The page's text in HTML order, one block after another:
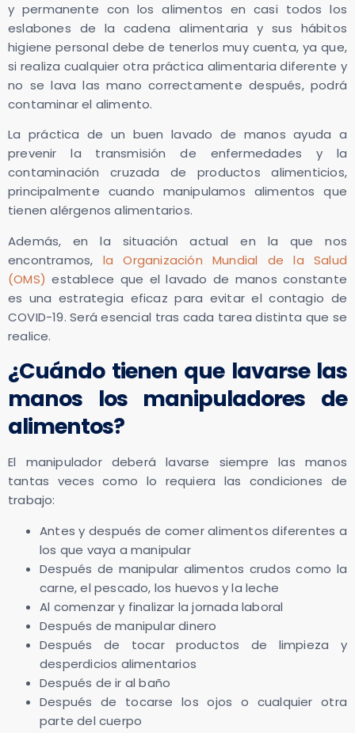
y permanente con los alimentos en casi todos los
eslabones de la cadena alimentaria y sus hábitos
higiene personal debe de tenerlos muy cuenta, ya que,
si realiza cualquier otra práctica alimentaria diferente y
no se lava las mano correctamente después, podrá
contaminar el alimento.
La práctica de un buen lavado de manos ayuda a
prevenir la transmisión de enfermedades y la
contaminación cruzada de productos alimenticios,
principalmente cuando manipulamos alimentos que
tienen alérgenos alimentarios.
Además, en la situación actual en la que nos
encontramos, la Organización Mundial de la Salud
(OMS) establece que el lavado de manos constante
es una estrategia eficaz para evitar el contagio de
COVID-19. Será esencial tras cada tarea distinta que se
realice.
¿Cuándo tienen que lavarse las
manos los manipuladores de
alimentos?
El manipulador deberá lavarse siempre las manos
tantas veces como lo requiera las condiciones de
trabajo:
Antes y después de comer alimentos diferentes a
los que vaya a manipular
Después de manipular alimentos crudos como la
carne, el pescado, los huevos y la leche
Al comenzar y finalizar la jornada laboral
Después de manipular dinero
Después de tocar productos de limpieza y
desperdicios alimentarios
Después de ir al baño
Después de tocarse los ojos o cualquier otra
parte del cuerpo